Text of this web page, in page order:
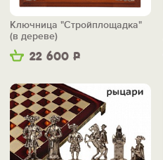
22 600 Р
Ключница "Стройплощадка"
(в дереве)